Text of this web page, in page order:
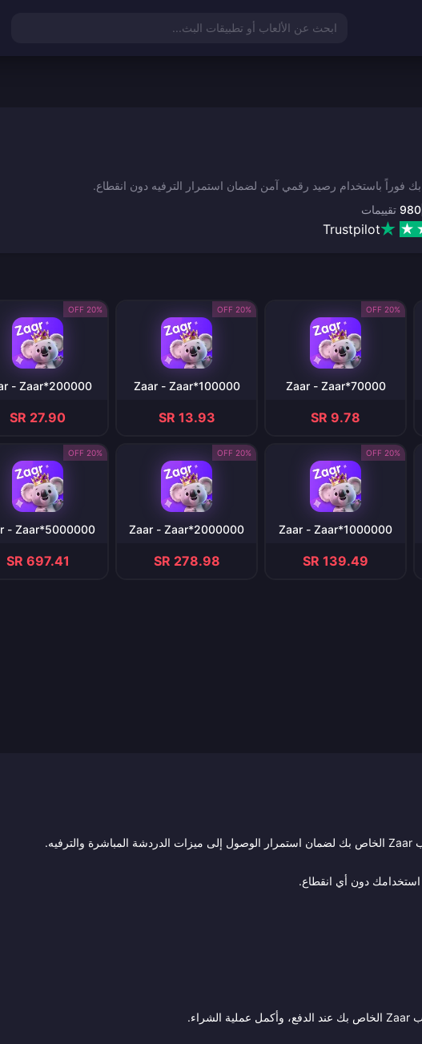
ابحث عن الألعاب أو تطبيقات البث...
980 تقييمات
Trustpilot
20% OFF
Zaar - Zaar*70000
SR 9.78
20% OFF
Zaar - Zaar*100000
SR 13.93
20% OFF
- Zaar*200000
SR 27.90
20% OFF
Zaar - Zaar*1000000
SR 139.49
20% OFF
Zaar - Zaar*2000000
SR 278.98
20% OFF
- Zaar*5000000
SR 697.41